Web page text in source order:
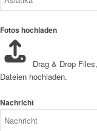
Fotos hochladen
Drag & Drop Files,
Dateien hochladen.
Nachricht